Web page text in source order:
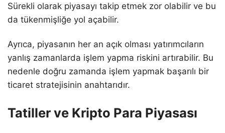
Sürekli olarak piyasayı takip etmek zor olabilir ve bu
da tükenmişliğe yol açabilir.
Ayrıca, piyasanın her an açık olması yatırımcıların
yanlış zamanlarda işlem yapma riskini artırabilir. Bu
nedenle doğru zamanda işlem yapmak başarılı bir
ticaret stratejisinin anahtarıdır.
Tatiller ve Kripto Para Piyasası